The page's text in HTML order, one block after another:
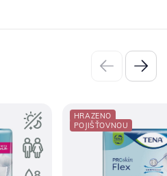
HRAZENO
POJIŠŤOVNOU